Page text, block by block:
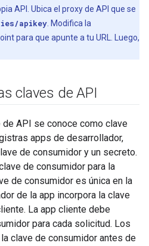
API. Ubica el proxy de API que se
apikey . Modifica la
para que apunte a tu URL. Luego,
claves de API
de API se conoce como clave
apps de desarrollador,
de consumidor y un secreto.
de consumidor para la
de consumidor es única en la
de la app incorpora la clave
La app cliente debe
para cada solicitud. Los
clave de consumidor antes de